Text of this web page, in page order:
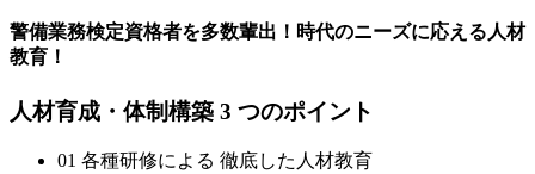
警備業務検定資格者を多数輩出！ 時代のニーズに応える人材
教育！
人材育成・体制構築 3 つのポイント
01 各種研修による 徹底した 人材教育